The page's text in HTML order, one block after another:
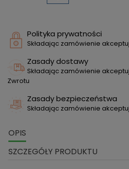
Polityka prywatności
Składając zamówienie
Zasady dostawy
Składając zamówienie
Zwrotu
Zasady bezpieczeństwa
Składając zamówienie
OPIS
SZCZEGÓŁY PRODUKTU